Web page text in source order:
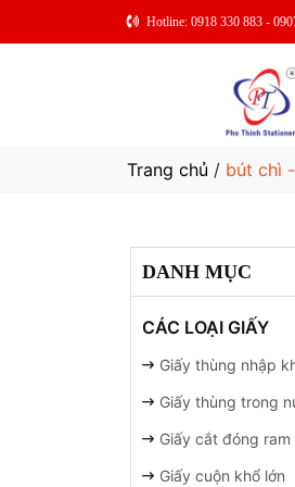
Hotline: 0918 330 883 -
Trang chủ / bút chì
DANH MỤC
CÁC LOẠI GIẤY
Giấy thùng nhập
Giấy thùng trong
Giấy cắt đóng ram
Giấy cuộn khổ lớn